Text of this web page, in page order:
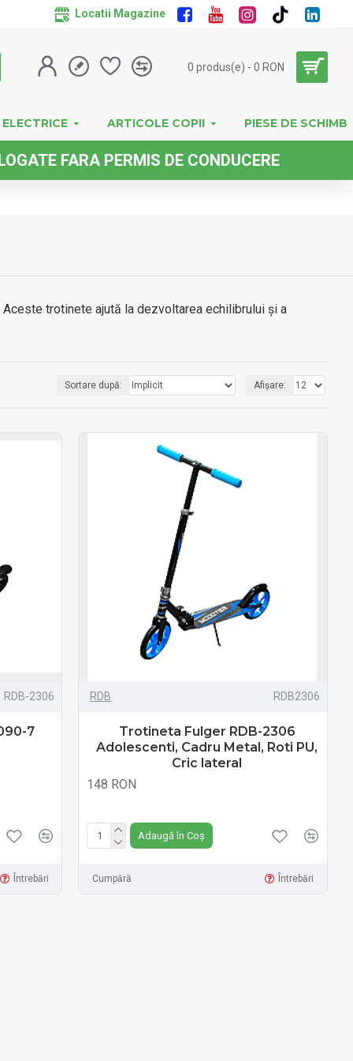
Locatii Magazine
0 produs(e) - 0 RON
ARTICOLE COPII PIESE DE SCHIMB
PERMIS DE CONDUCERE
trotinete ajută la dezvoltarea echilibrului și a
Sortare după: Afișare:
RDB-2306
7
Întrebări
RDB RDB2306
Trotineta Fulger RDB-2306
Adolescenti, Cadru Metal, Roti PU,
Cric lateral
148 RON
Adaugă în Coș
Cumpără Întrebări